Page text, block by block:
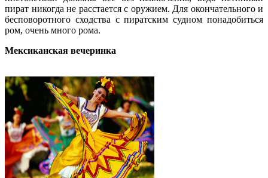
пират никогда не расстается с оружием. Для окончательного и
бесповоротного сходства с пиратским судном понадобиться
ром, очень много рома.
Мексиканская вечеринка